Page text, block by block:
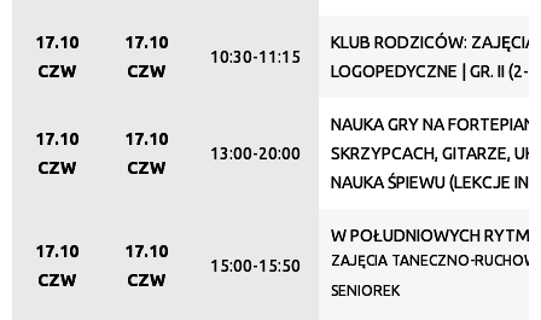
17.10
CZW
17.10
CZW
10:30-11:15
KLUB RODZICÓW: ZAJĘCIA
LOGOPEDYCZNE | GR. II (2-
17.10
CZW
17.10
CZW
13:00-20:00
NAUKA GRY NA
SKRZYPCACH, GITARZE,
NAUKA ŚPIEWU (LEKCJE
17.10
CZW
17.10
CZW
15:00-15:50
W POŁUDNIOWYCH
ZAJĘCIA TANECZNO-
SENIOREK